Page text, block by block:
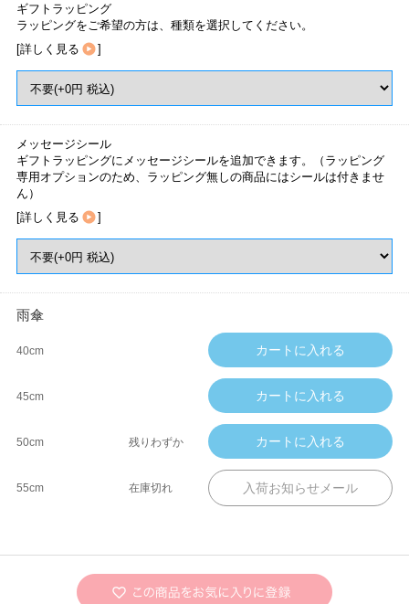
ギフトラッピング
ラッピングをご希望の方は、種類を選択してください。
[詳しく見る ]
メッセージシール
ギフトラッピングにメッセージシールを追加できます。（ラッピング
専用オプションのため、ラッピング無しの商品にはシールは付きませ
ん）
[詳しく見る ]
雨傘
40cm
45cm
50cm 残りわずか
55cm 在庫切れ